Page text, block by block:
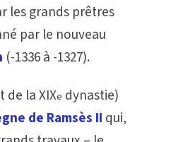
les grands prêtres
par le nouveau
(-1336 à -1327).
de la XIXe dynastie)
de Ramsès II qui,